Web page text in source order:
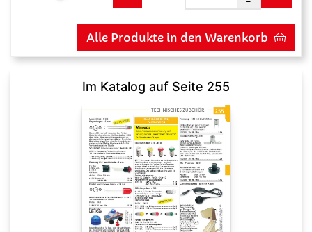
Alle Produkte in den Warenkorb
Im Katalog auf Seite 255